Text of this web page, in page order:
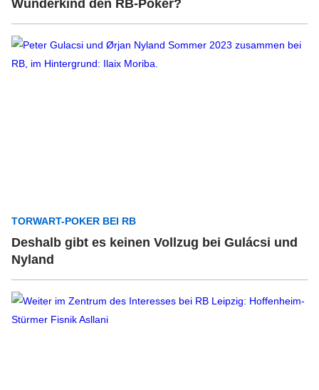
Wunderkind den RB-Poker?
TORWART-POKER BEI RB
Deshalb gibt es keinen Vollzug bei Gulácsi und
Nyland